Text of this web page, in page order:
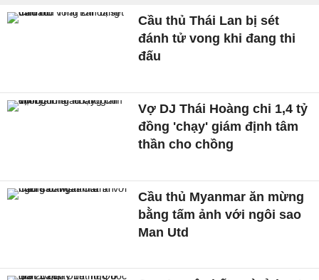
Cầu thủ Thái Lan bị sét
đánh tử vong khi đang thi
đấu
Vợ DJ Thái Hoàng chi 1,4 tỷ
đồng 'chạy' giám định tâm
thần cho chồng
Cầu thủ Myanmar ăn mừng
bằng tấm ảnh với ngôi sao
Man Utd